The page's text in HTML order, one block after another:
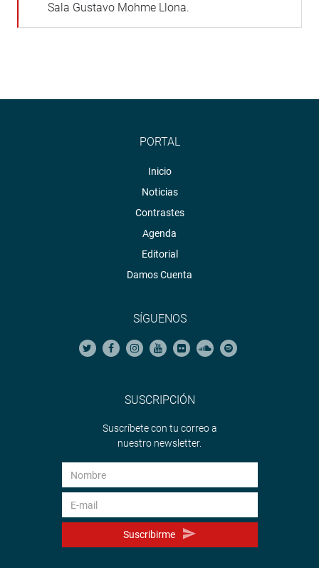
Sala Gustavo Mohme Llona.
PORTAL
Inicio
Noticias
Contrastes
Agenda
Editorial
Damos Cuenta
SÍGUENOS
SUSCRIPCIÓN
Suscríbete con tu correo a
nuestro newsletter.
Suscribirme